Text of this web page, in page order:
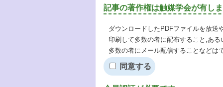
記事の著作権は触媒学会が有し
ダウンロードしたPDFファイルを放送
印刷して多数の者に配布すること,ある
多数の者にメール配信することなどは
同意する